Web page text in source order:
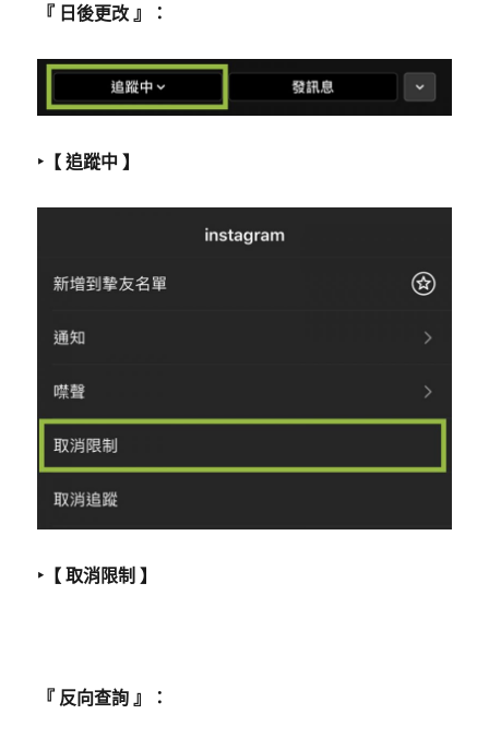
『 日後更改 』：
‣【 追蹤中 】
‣【 取消限制 】
『 反向查詢 』：